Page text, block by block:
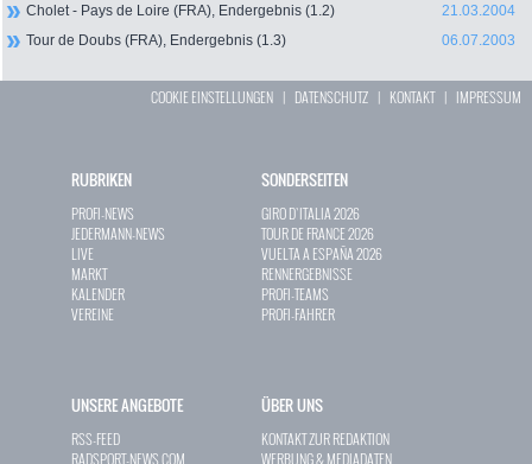
Cholet - Pays de Loire (FRA), Endergebnis (1.2)
21.03.2004
Tour de Doubs (FRA), Endergebnis (1.3)
06.07.2003
COOKIE EINSTELLUNGEN | DATENSCHUTZ | KONTAKT| IMPRESSUM
RUBRIKEN
PROFI-NEWS
JEDERMANN-NEWS
LIVE
MARKT
KALENDER
VEREINE
SONDERSEITEN
GIRO D`ITALIA 2026
TOUR DE FRANCE 2026
VUELTA A ESPAÑA 2026
RENNERGEBNISSE
PROFI-TEAMS
PROFI-FAHRER
UNSERE ANGEBOTE
RSS-FEED
RADSPORT-NEWS.COM
ÜBER UNS
KONTAKT ZUR REDAKTION
WERBUNG & MEDIADATEN